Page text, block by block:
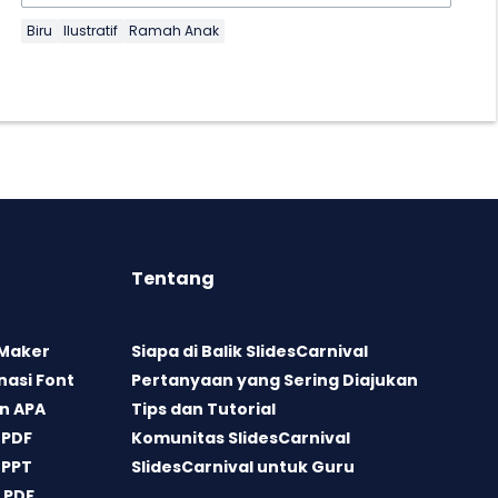
Biru Ilustratif Ramah Anak
Font
APA
Tentang
Siapa di Balik SlidesCarnival
Pertanyaan yang Sering Diajukan
Tips dan Tutorial
Komunitas SlidesCarnival
SlidesCarnival untuk Guru